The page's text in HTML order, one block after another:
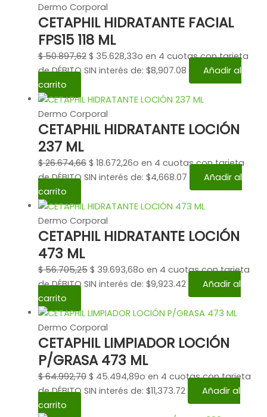
Dermo Corporal
CETAPHIL HIDRATANTE FACIAL
FPS15 118 ML
$50.897,62 $ 35.628,33o en 4 cuotas con tarjeta
de DÉBITO SIN interés de: $8,907.08
Añadir al
carrito
Dermo Corporal
CETAPHIL HIDRATANTE LOCIÓN
237 ML
$26.674,66 $ 18.672,26o en 4 cuotas con tarjeta
de DÉBITO SIN interés de: $4,668.07
Añadir al
carrito
Dermo Corporal
CETAPHIL HIDRATANTE LOCIÓN
473 ML
$56.705,25 $ 39.693,68o en 4 cuotas con tarjeta
de DÉBITO SIN interés de: $9,923.42
Añadir al
carrito
Dermo Corporal
CETAPHIL LIMPIADOR LOCIÓN
P/GRASA 473 ML
$64.992,70 $ 45.494,89o en 4 cuotas con tarjeta
de DÉBITO SIN interés de: $11,373.72
Añadir al
carrito